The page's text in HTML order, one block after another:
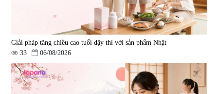
Sleepy Nhật Bản 80 viên
|13.760
580.000 đ
điều trị đột quỵ Biken Kinase
Gold 60 viên
|0
1.570.000 đ
Giải pháp tăng chiều cao tuổi dậy thì với sản phẩm Nhật
33
06/08/2026